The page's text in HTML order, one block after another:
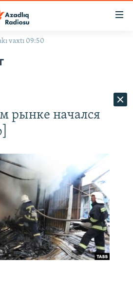
STANDARTLARIMIZ
vaxtı 09:50
рынке начался